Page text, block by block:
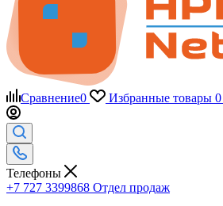
Сравнение0 Избранные товары 0
Телефоны
+7 727 3399868 Отдел продаж